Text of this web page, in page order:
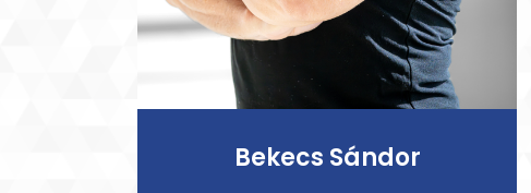
Bekecs Sándor